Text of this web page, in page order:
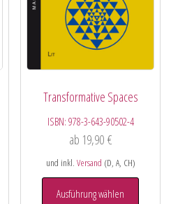
Transformative Spaces
ISBN: 978-3-643-90502-4
ab 19,90 €
und inkl. Versand (D, A, CH)
Ausführung wählen